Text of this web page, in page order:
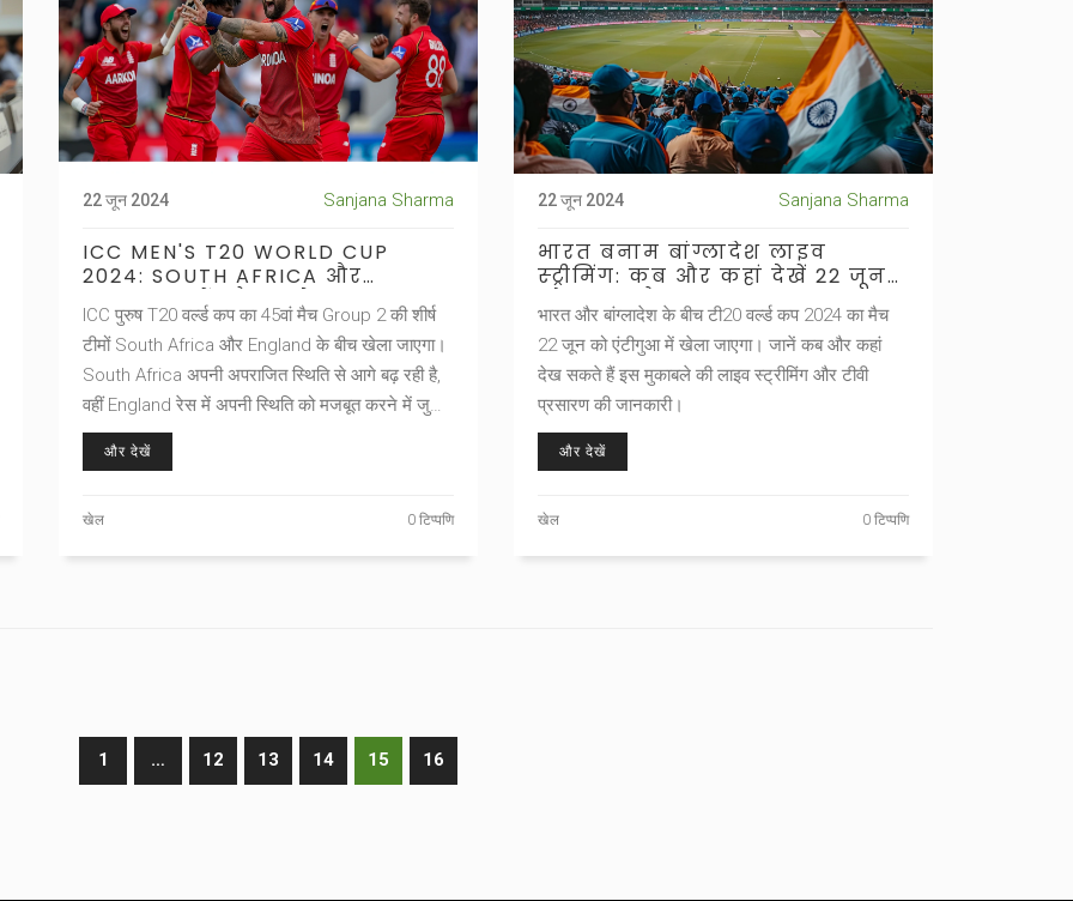
22 जून 2024 Sanjana Sharma
ICC MEN'S T20 WORLD CUP
2024: SOUTH AFRICA और
ENGLAND में कौन बनेगा GROUP 2
का सरताज?
ICC पुरुष T20 वर्ल्ड कप का 45वां मैच Group 2 की शीर्ष
टीमों South Africa और England के बीच खेला जाएगा।
South Africa अपनी अपराजित स्थिति से आगे बढ़ रही है,
वहीं England रेस में अपनी स्थिति को मजबूत करने में जुटा
है। मुकाबले की खासियतें और टीमों की कमजोरियों पर नज़र
डालते हैं इस विस्तृत लेख में।
और देखें
खेल 0 टिप्पणि
22 जून 2024 Sanjana Sharma
भारत बनाम बांग्लादेश लाइव
स्ट्रीमिंग: कब और कहां देखें 22 जून
को लाइव मैच
भारत और बांग्लादेश के बीच टी20 वर्ल्ड कप 2024 का मैच
22 जून को एंटीगुआ में खेला जाएगा। जानें कब और कहां
देख सकते हैं इस मुकाबले की लाइव स्ट्रीमिंग और टीवी
प्रसारण की जानकारी।
और देखें
खेल 0 टिप्पणि
1 … 12 13 14 15 16